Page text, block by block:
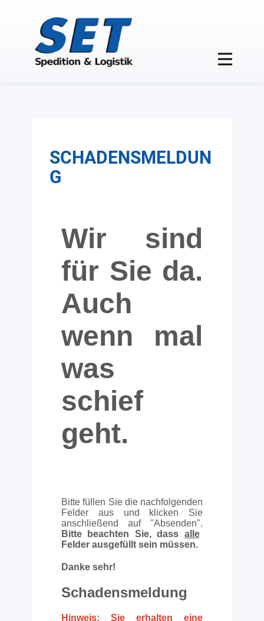
SCHADENSMELDUN
G
Wir sind
für Sie da.
Auch
wenn mal
was
schief
geht.
Bitte füllen Sie die nachfolgenden
Felder aus und klicken Sie
anschließend auf "Absenden".
Bitte beachten Sie, dass alle
Felder ausgefüllt sein müssen.
Danke sehr!
Schadensmeldung
Hinweis: Sie erhalten eine